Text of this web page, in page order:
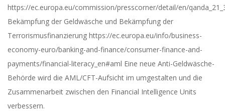
https://ec.europa.eu/commission/presscorner/detail/en/
Bekämpfung der Geldwäsche und Bekämpfung der
Terrorismusfinanzierung https://ec.europa.eu/info/business-
economy-euro/banking-and-finance/consumer-finance-and-
payments/financial-literacy_en#aml Eine neue Anti-Geldwäsche-
Behörde wird die AML/CFT-Aufsicht im umgestalten und die
Zusammenarbeit zwischen den Financial Intelligence Units
verbessern.